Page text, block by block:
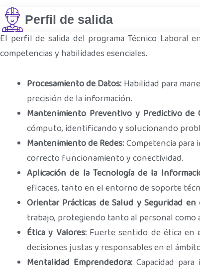
Perfil de salida
El perfil de salida del programa Técnico Laboral
competencias y habilidades esenciales.
Procesamiento de Datos: Habilidad para
precisión de la información.
Mantenimiento Preventivo y Predictivo de
cómputo, identificando y solucionando
Mantenimiento de Redes:Competencia
correcto funcionamiento y conectividad.
Aplicación de la Tecnología de la
eficaces, tanto en el entorno de soporte
Orientar Prácticas de Salud y Seguridad en
trabajo, protegiendo tanto al personal como
Ética y Valores:Fuerte sentido de ética en
decisiones justas y responsables en el
Mentalidad Emprendedora: Capacidad